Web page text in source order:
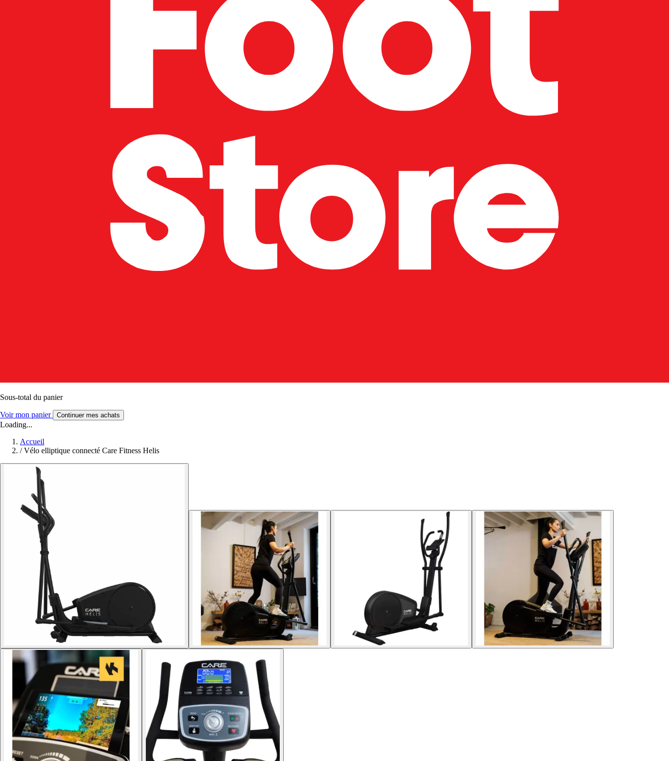
Sous-total du panier
Voir mon panier Continuer mes achats
Loading...
Accueil
/ Vélo elliptique connecté Care Fitness Helis